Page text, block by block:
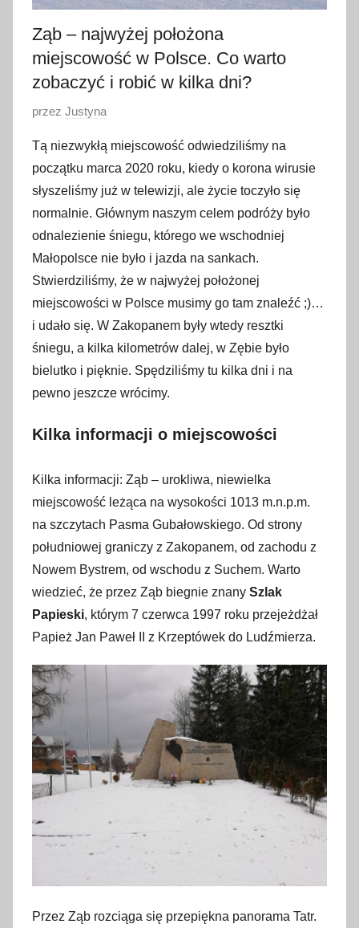
Ząb – najwyżej położona
miejscowość w Polsce. Co warto
zobaczyć i robić w kilka dni?
O
u
b
l
i
k
o
w
a
n
o
g
n
i
a
2
0
2
0
przez Justyna
Tą niezwykłą miejscowość odwiedziliśmy na
początku marca 2020 roku, kiedy o korona wirusie
słyszeliśmy już w telewizji, ale życie toczyło się
normalnie. Głównym naszym celem podróży było
odnalezienie śniegu, którego we wschodniej
Małopolsce nie było i jazda na sankach.
Stwierdziliśmy, że w najwyżej położonej
miejscowości w Polsce musimy go tam znaleźć ;)…
i udało się. W Zakopanem były wtedy resztki
śniegu, a kilka kilometrów dalej, w Zębie było
bielutko i pięknie. Spędziliśmy tu kilka dni i na
pewno jeszcze wrócimy.
Kilka informacji o miejscowości
Kilka informacji: Ząb – urokliwa, niewielka
miejscowość leżąca na wysokości 1013 m.n.p.m.
na szczytach Pasma Gubałowskiego. Od strony
południowej graniczy z Zakopanem, od zachodu z
Nowem Bystrem, od wschodu z Suchem. Warto
wiedzieć, że przez Ząb biegnie znany Szlak
Papieski, którym 7 czerwca 1997 roku przejeżdżał
Papież Jan Paweł II z Krzeptówek do Ludźmierza.
Przez Ząb rozciąga się przepiękna panorama Tatr.